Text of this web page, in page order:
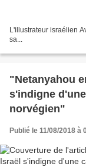
L'illustrateur israélien
sa...
"Netanyahou
s'indigne
norvégien"
Publié le 11/08/2018 à